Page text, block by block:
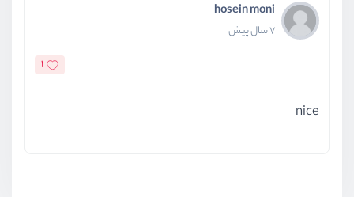
hosein moni
7 سال پیش
1
nice